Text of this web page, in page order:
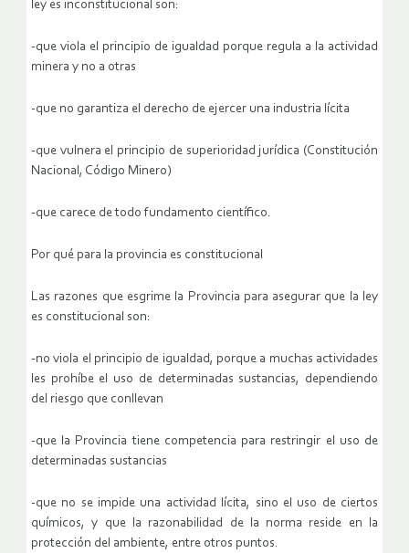
ley es inconstitucional son:
-que viola el principio de igualdad porque regula a la actividad
minera y no a otras
-que no garantiza el derecho de ejercer una industria lícita
-que vulnera el principio de superioridad jurídica (Constitución
Nacional, Código Minero)
-que carece de todo fundamento científico.
Por qué para la provincia es constitucional
Las razones que esgrime la Provincia para asegurar que la ley
es constitucional son:
-no viola el principio de igualdad, porque a muchas actividades
les prohíbe el uso de determinadas sustancias, dependiendo
del riesgo que conllevan
-que la Provincia tiene competencia para restringir el uso de
determinadas sustancias
-que no se impide una actividad lícita, sino el uso de ciertos
químicos, y que la razonabilidad de la norma reside en la
protección del ambiente, entre otros puntos.